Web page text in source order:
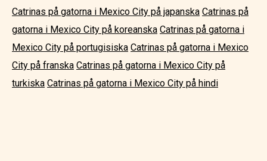
Catrinas på gatorna i Mexico City på japanska Catrinas på
gatorna i Mexico City på koreanska Catrinas på gatorna i
Mexico City på portugisiska Catrinas på gatorna i Mexico
City på franska Catrinas på gatorna i Mexico City på
turkiska Catrinas på gatorna i Mexico City på hindi